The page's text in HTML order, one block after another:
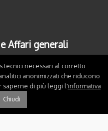
Affari generali
tecnici necessari al corretto
anonimizzati che riducono
saperne di più leggi l'informativa
Chiudi